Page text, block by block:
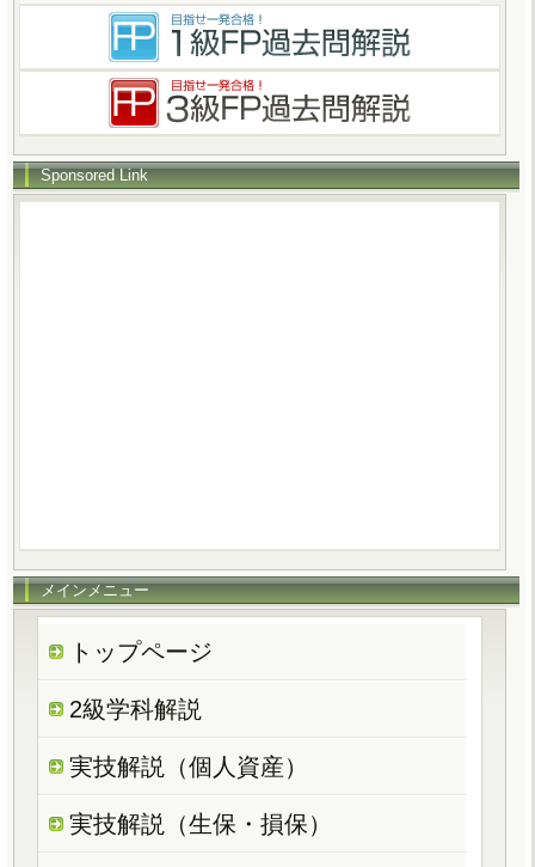
Sponsored Link
メインメニュー
トップページ
2級学科解説
実技解説（個人資産）
実技解説（生保・損保）